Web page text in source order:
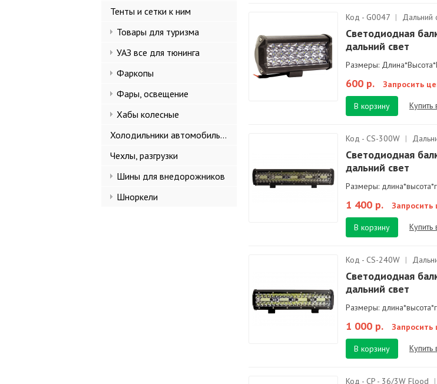
Тенты и сетки к ним
Товары для туризма
УАЗ все для тюнинга
Фаркопы
Фары, освещение
Хабы колесные
Холодильники автомобильные
Чехлы, разгрузки
Шины для внедорожников
Шноркели
Код - G0047 | Дальний
Светодиодная
дальний свет
Размеры:
600 р. Запросить
В корзину Купить
Код - CS-300W |
Светодиодная
дальний свет
Размеры:
1 400 р. Запросить
В корзину Купить
Код - CS-240W |
Светодиодная
дальний свет
Размеры:
1 000 р. Запросить
В корзину Купить
Код - CP - 36/3W Flood |